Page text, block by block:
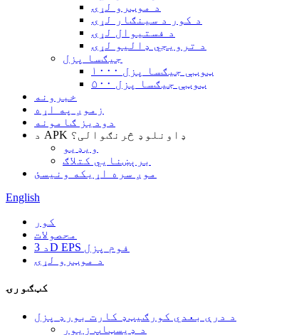
د موټرو لړۍ
د کور د سينګار لړۍ
د فستیوال لړۍ
د ترویجي ډالیو لړۍ
جیګسا پزل
۱۰۰۰ ټوټې جیګسا پزل
۵۰۰ ټوټې جیګسا پزل
خبرونه
زموږ په اړه
دودیز ګامونه
د APK ډاونلوډ څرنګوالی؟
ویډیو
برېښنايي کتلاګ
موږ سره اړیکه ونیسئ
English
کور
محصولات
د 3D EPS فوم پزل
د موټرو لړۍ
کټګورۍ
د درې بعدي کورګیټډ کارت بورډ پزل
د ډیسټاپ زیور